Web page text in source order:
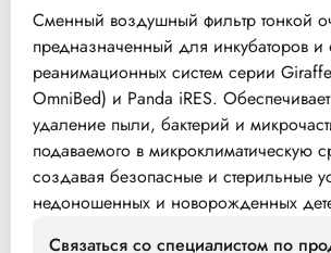
Сменный воздушный фильтр тонкой
предназначенный для инкубаторов и
реанимационных систем серии
OmniBed) и Panda iRES.
удаление пыли, бактерий и
подаваемого в микроклиматическую
создавая безопасные и стерильные
недоношенных и новорожденных
Связаться со специалистом по